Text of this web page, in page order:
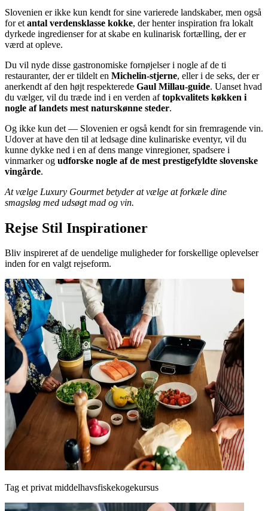
Slovenien er ikke kun kendt for sine varierede landskaber, men også
for et antal verdensklasse kokke, der henter inspiration fra lokalt
dyrkede ingredienser for at skabe en kulinarisk fortælling, der er
værd at opleve.
Du vil nyde disse gastronomiske fornøjelser i nogle af de ti
restauranter, der er tildelt en Michelin-stjerne, eller i de seks, der er
anerkendt af den højt respekterede Gaul Millau-guide. Uanset hvad
du vælger, vil du træde ind i en verden aftopkvalitets køkken i
nogle af landets mest naturskønne steder.
Og ikke kun det — Slovenien er også kendt for sin fremragende vin.
Udover at have den til at ledsage dine kulinariske eventyr, vil du
kunne dykke ned i en af dens mange vinregioner, spadsere i
vinmarker og udforske nogle af de mest prestigefyldte slovenske
vingårde.
At vælge Luxury Gourmet betyder at vælge at forkæle dine
smagsløg med udsøgt mad og vin.
Rejse Stil Inspirationer
Bliv inspireret af de uendelige muligheder for forskellige oplevelser
inden for en valgt rejseform.
Tag et privat middelhavsfiskekogekursus